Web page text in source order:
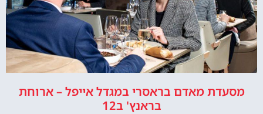
מסעדת מאדם בראסרי במגדל אייפל – ארוחת
בראנץ' ב12